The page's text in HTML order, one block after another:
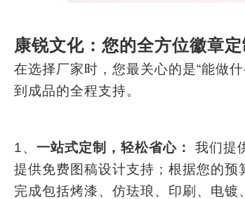
康锐文化：您的全方位徽章
在选择厂家时，您最关心的是“​​能做
到成品的全程支持。
1、​​一站式定制，轻松省心： 我们提
提供免费图稿设计支持；根据您的
完成包括​​烤漆、仿珐琅、印刷、电